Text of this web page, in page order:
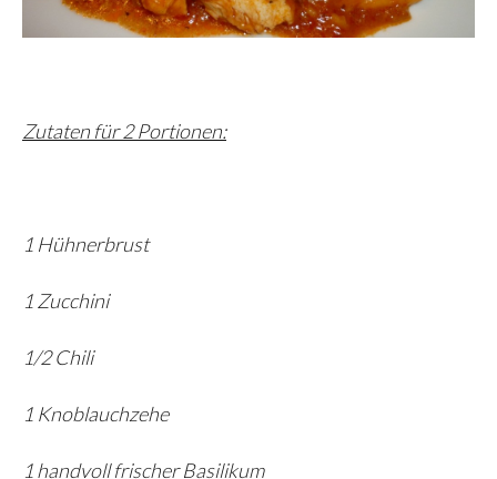
Zutaten für 2 Portionen:
1 Hühnerbrust
1 Zucchini
1/2 Chili
1 Knoblauchzehe
1 handvoll frischer Basilikum